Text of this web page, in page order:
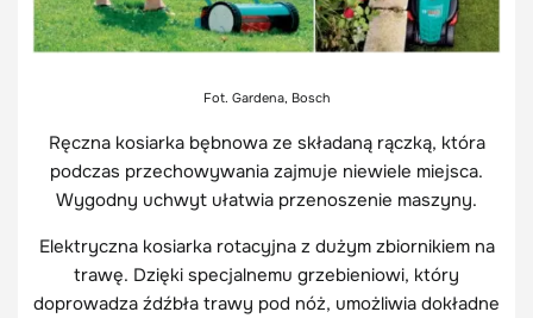
Fot. Gardena, Bosch
Ręczna kosiarka bębnowa ze składaną rączką, która
podczas przechowywania zajmuje niewiele miejsca.
Wygodny uchwyt ułatwia przenoszenie maszyny.
Elektryczna kosiarka rotacyjna z dużym zbiornikiem na
trawę. Dzięki specjalnemu grzebieniowi, który
doprowadza źdźbła trawy pod nóż, umożliwia dokładne